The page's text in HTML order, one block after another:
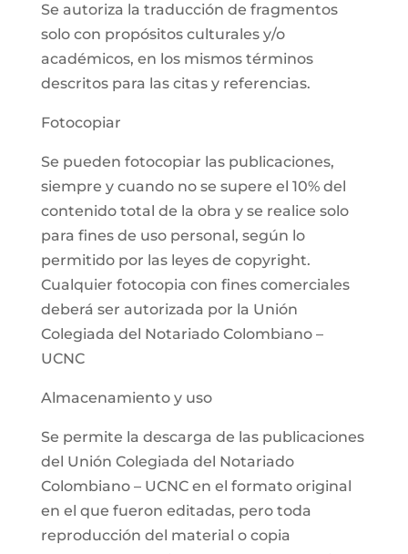
Se autoriza la traducción de fragmentos
solo con propósitos culturales y/o
académicos, en los mismos términos
descritos para las citas y referencias.
Fotocopiar
Se pueden fotocopiar las publicaciones,
siempre y cuando no se supere el 10% del
contenido total de la obra y se realice solo
para fines de uso personal, según lo
permitido por las leyes de copyright.
Cualquier fotocopia con fines comerciales
deberá ser autorizada por la Unión
Colegiada del Notariado Colombiano –
UCNC
Almacenamiento y uso
Se permite la descarga de las publicaciones
del Unión Colegiada del Notariado
Colombiano – UCNC en el formato original
en el que fueron editadas, pero toda
reproducción del material o copia